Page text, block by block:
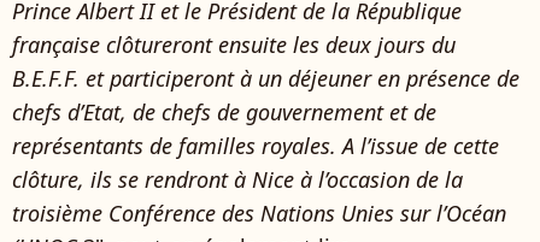
Prince Albert II et le Président de la République
française clôtureront ensuite les deux jours du
B.E.F.F. et participeront à un déjeuner en présence de
chefs d’Etat, de chefs de gouvernement et de
représentants de familles royales. A l’issue de cette
clôture, ils se rendront à Nice à l’occasion de la
troisième Conférence des Nations Unies sur l’Océan